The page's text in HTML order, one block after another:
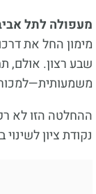
מעפולה לתל
מימון החל את
שבע רצון. אולם,
ההחלטה הזו לא
נקודת ציון